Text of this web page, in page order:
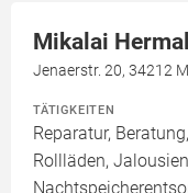
Mikalai
Jenaerstr. 20, 34212
TÄTIGKEITEN
Reparatur,
Rollläden,